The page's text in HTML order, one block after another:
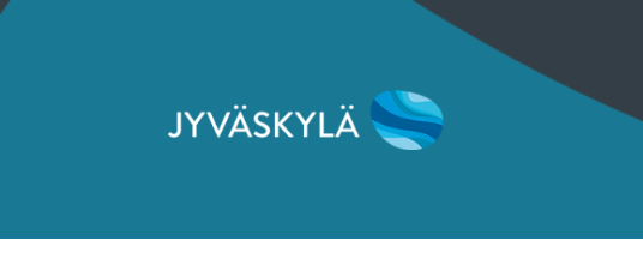
Siirry
Siirry